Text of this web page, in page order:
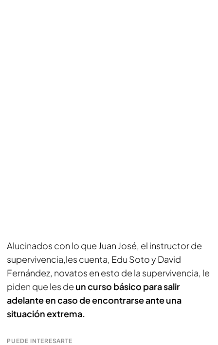
Alucinados con lo que Juan José, el instructor de
supervivencia,les cuenta, Edu Soto y David
Fernández, novatos en esto de la supervivencia, le
piden que les de un curso básico para salir
adelante en caso de encontrarse ante una
situación extrema.
PUEDE INTERESARTE